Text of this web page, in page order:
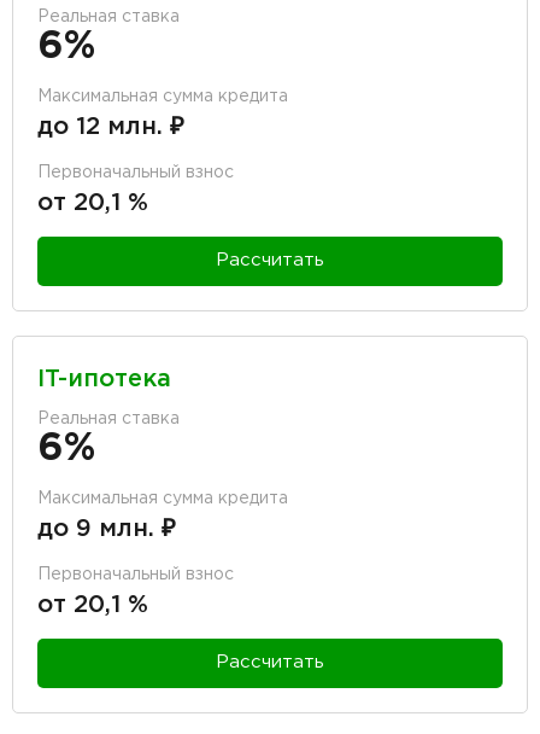
Реальная ставка
6%
Максимальная сумма кредита
до 12 млн. ₽
Первоначальный взнос
от 20,1 %
Рассчитать
IT-ипотека
Реальная ставка
6%
Максимальная сумма кредита
до 9 млн. ₽
Первоначальный взнос
от 20,1 %
Рассчитать